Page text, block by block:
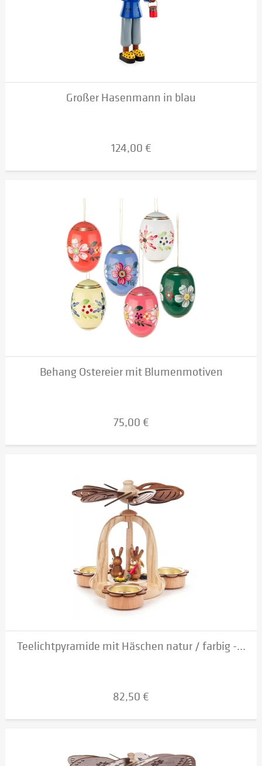
Großer Hasenmann in blau
124,00 €
Behang Ostereier mit Blumenmotiven
75,00 €
Teelichtpyramide mit Häschen natur / farbig -...
82,50 €